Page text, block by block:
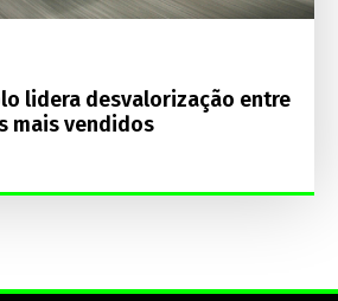
lidera desvalorização entre
mais vendidos